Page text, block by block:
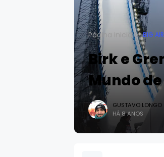
Página inicial BIG AIR
Birk e
Mundo
GUSTAVO LONGO
HÁ 8 ANOS